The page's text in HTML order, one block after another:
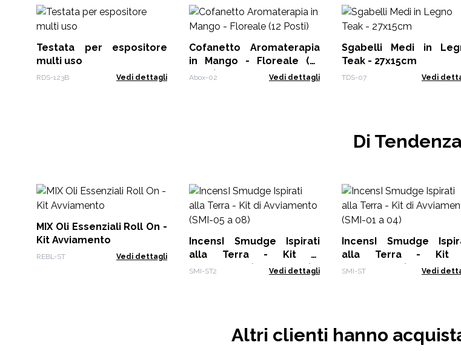
Testata per espositore
multi uso
RDS-123B Vedi dettagli
Cofanetto Aromaterapia
in Mango - Floreale (12
Posti)
Abox-02 Vedi dettagli
Sgabelli Medi in
Teak - 27x15cm
TDS-07 Vedi
Di Tendenza
MIX Oli Essenziali Roll On -
Kit Avviamento
REBL-ST Vedi dettagli
IncensI Smudge Ispirati
alla Terra - Kit di
Avviamento (SMI-05 a 08)
SMI-ST2 Vedi dettagli
IncensI Smudge
alla Terra - Kit
Avviamento (SMI-01 a
SMI-ST Vedi
Altri clienti hanno